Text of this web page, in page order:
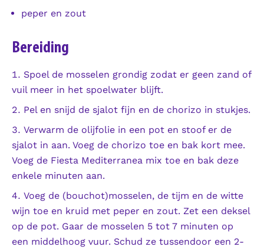
peper en zout
Bereiding
Spoel de mosselen grondig zodat er geen zand of
vuil meer in het spoelwater blijft.
Pel en snijd de sjalot fijn en de chorizo in stukjes.
Verwarm de olijfolie in een pot en stoof er de
sjalot in aan. Voeg de chorizo toe en bak kort mee.
Voeg de Fiesta Mediterranea mix toe en bak deze
enkele minuten aan.
Voeg de (bouchot)mosselen, de tijm en de witte
wijn toe en kruid met peper en zout. Zet een deksel
op de pot. Gaar de mosselen 5 tot 7 minuten op
een middelhoog vuur. Schud ze tussendoor een 2-